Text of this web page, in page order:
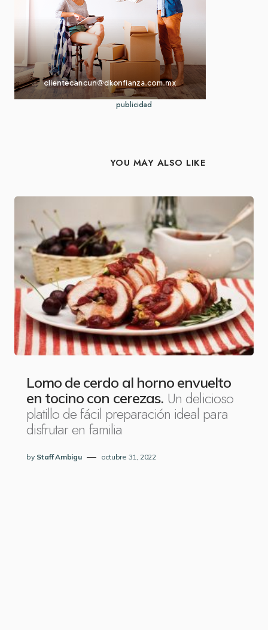
publicidad
YOU MAY ALSO LIKE
Lomo de cerdo al horno envuelto
en tocino con cerezas. Un delicioso
platillo de fácil preparación ideal para
disfrutar en familia
by Staff Ambigu octubre 31, 2022